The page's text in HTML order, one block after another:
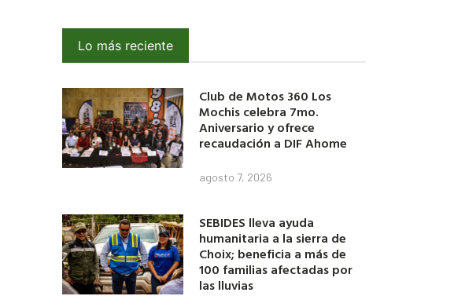
Lo más reciente
Club de Motos 360 Los
Mochis celebra 7mo.
Aniversario y ofrece
recaudación a DIF Ahome
agosto 7, 2026
SEBIDES lleva ayuda
humanitaria a la sierra de
Choix; beneficia a más de
100 familias afectadas por
las lluvias